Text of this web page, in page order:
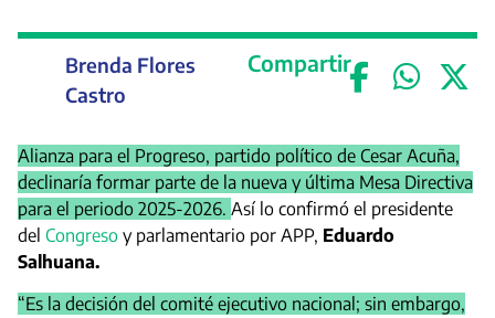
Brenda Flores
Castro
Compartir
Alianza para el Progreso, partido político de Cesar Acuña,
declinaría formar parte de la nueva y última Mesa Directiva
para el periodo 2025-2026. Así lo confirmó el presidente
del Congreso y parlamentario por APP, Eduardo
Salhuana.
“Es la decisión del comité ejecutivo nacional; sin embargo,